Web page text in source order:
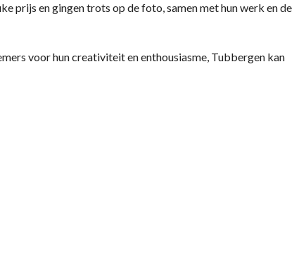
prijs en gingen trots op de foto, samen met hun werk en de
voor hun creativiteit en enthousiasme, Tubbergen kan